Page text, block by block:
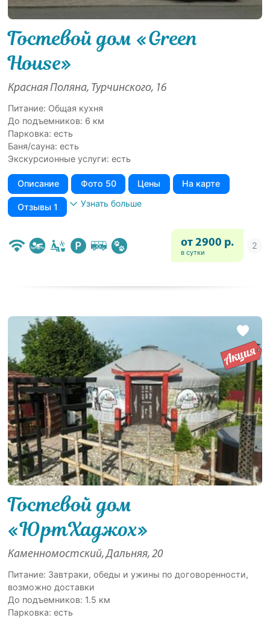
Гостевой дом «Green
House»
Красная Поляна, Турчинского, 16
Питание: Общая кухня
До подъемников: 6 км
Парковка: есть
Баня/сауна: есть
Экскурсионные услуги: есть
Описание Фото 50 Цены На карте
Отзывы 1 Узнать больше
от 2900 р.
в сутки
Гостевой дом
«ЮртХаджох»
Каменномостский, Дальняя, 20
Питание: Завтраки, обеды и ужины по договоренности,
возможно доставки
До подъемников: 1.5 км
Парковка: есть